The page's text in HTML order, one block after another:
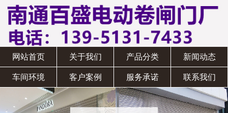
网站首页 关于我们 产品分类 新闻动态
车间环境 客户案例 服务承诺 联系我们